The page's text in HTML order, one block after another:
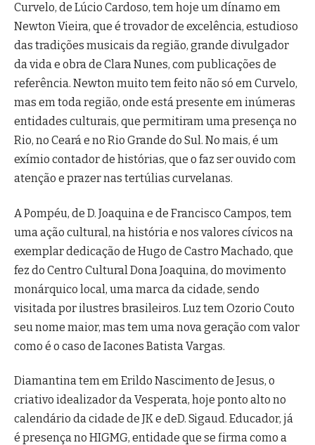
Curvelo, de Lúcio Cardoso, tem hoje um dínamo em
Newton Vieira, que é trovador de excelência, estudioso
das tradições musicais da região, grande divulgador
da vida e obra de Clara Nunes, com publicações de
referência. Newton muito tem feito não só em Curvelo,
mas em toda região, onde está presente em inúmeras
entidades culturais, que permitiram uma presença no
Rio, no Ceará e no Rio Grande do Sul. No mais, é um
exímio contador de histórias, que o faz ser ouvido com
atenção e prazer nas tertúlias curvelanas.
A Pompéu, de D. Joaquina e de Francisco Campos, tem
uma ação cultural, na história e nos valores cívicos na
exemplar dedicação de Hugo de Castro Machado, que
fez do Centro Cultural Dona Joaquina, do movimento
monárquico local, uma marca da cidade, sendo
visitada por ilustres brasileiros. Luz tem Ozorio Couto
seu nome maior, mas tem uma nova geração com valor
como é o caso de Iacones Batista Vargas.
Diamantina tem em Erildo Nascimento de Jesus, o
criativo idealizador da Vesperata, hoje ponto alto no
calendário da cidade de JK e deD. Sigaud. Educador, já
é presença no HIGMG, entidade que se firma como a